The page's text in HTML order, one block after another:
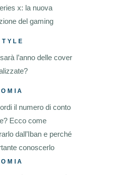
x: la nuova
del gaming
l’anno delle cover
il numero di conto
Ecco come
dall’Iban e perché
conoscerlo